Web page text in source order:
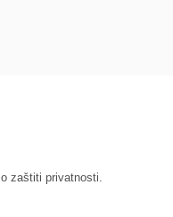
zaštiti privatnosti.